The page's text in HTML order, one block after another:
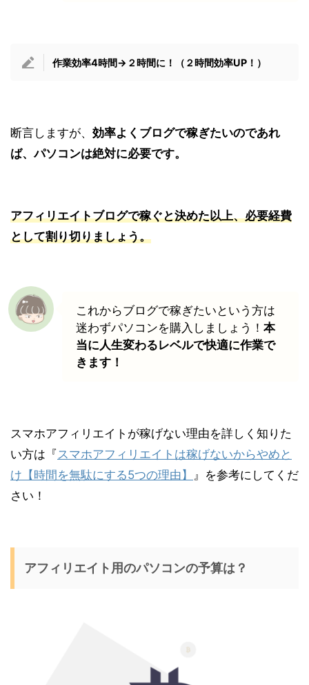
作業効率4時間→２時間に！（２時間効率UP！）
断言しますが、 効率よくブログで稼ぎたいのであれ
ば、パソコンは絶対に必要です。
アフィリエイトブログで稼ぐと決めた以上、必要経費
として割り切りましょう。
これからブログで稼ぎたいという方は
迷わずパソコンを購入しましょう！ 本
当に人生変わるレベルで快適に作業で
きます！
スマホアフィリエイトが稼げない理由を詳しく知りた
い方は『スマホアフィリエイトは稼げないからやめと
け【時間を無駄にする5つの理由】 』を参考にしてくだ
さい！
アフィリエイト用のパソコンの予算は？